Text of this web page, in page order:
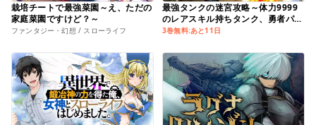
栽培チートで最強菜園～え、ただの
家庭菜園ですけど？～
ファンタジー・幻想 / スローライフ
最強タンクの迷宮攻略～体力9999
のレアスキル持ちタンク、勇者パー
ティーを追放される～
3巻無料:あと11日